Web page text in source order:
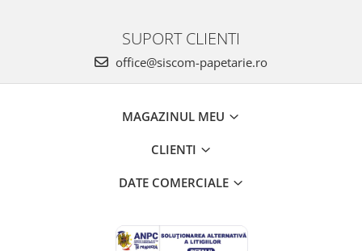
SUPORT CLIENTI
office@siscom-papetarie.ro
MAGAZINUL MEU
CLIENTI
DATE COMERCIALE